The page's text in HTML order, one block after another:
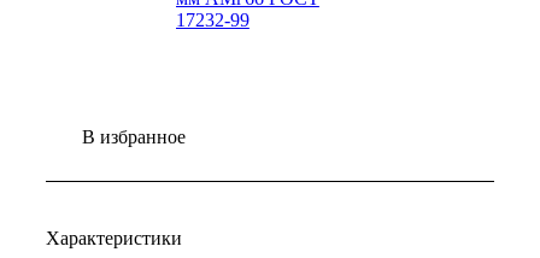
В избранное
Характеристики